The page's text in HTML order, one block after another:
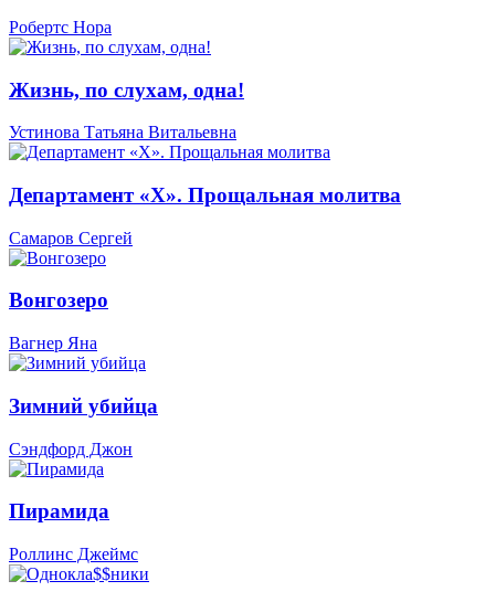
Робертс Нора
Жизнь, по слухам, одна!
Устинова Татьяна Витальевна
Департамент «Х». Прощальная молитва
Самаров Сергей
Вонгозеро
Вагнер Яна
Зимний убийца
Сэндфорд Джон
Пирамида
Роллинс Джеймс